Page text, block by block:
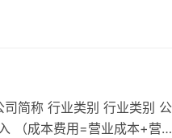
简称 行业类别 行业类别
（成本费用=营业成本+营…